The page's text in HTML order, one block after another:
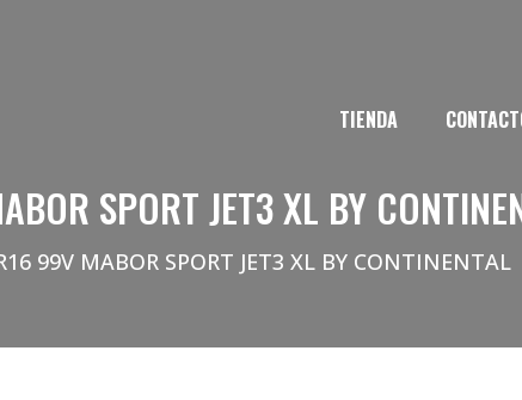
TIENDA
SPORT JET3 XL BY
99V MABOR SPORT JET3 XL BY CONTINENTAL